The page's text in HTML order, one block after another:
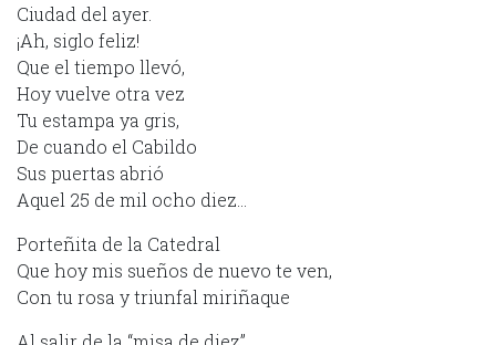
Ciudad del ayer.
¡Ah, siglo feliz!
Que el tiempo llevó,
Hoy vuelve otra vez
Tu estampa ya gris,
De cuando el Cabildo
Sus puertas abrió
Aquel 25 de mil ocho diez…
Porteñita de la Catedral
Que hoy mis sueños de nuevo te ven,
Con tu rosa y triunfal miriñaque